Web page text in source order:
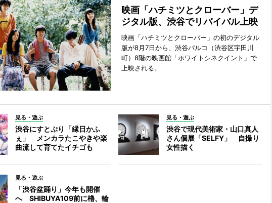
映画「ハチミツとクローバー」デ
ジタル版、渋谷でリバイバル上映
映画「ハチミツとクローバー」の初のデジタル
版が8月7日から、渋谷パルコ（渋谷区宇田川
町）8階の映画館「ホワイトシネクイント」で
上映される。
見る・遊ぶ
渋谷にすとぷり「縁日かふ
ぇ」 メンカラたこやきや楽
曲流して育てたイチゴも
見る・遊ぶ
渋谷で現代美術家・山口真人
さん個展「SELFY」 自撮り
女性描く
見る・遊ぶ
「渋谷盆踊り」今年も開催
へ SHIBUYA109前に櫓、輪